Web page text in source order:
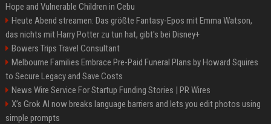
Hope and Vulnerable Children in Cebu
Heute Abend streamen: Das größte Fantasy-Epos mit Emma Watson,
das nichts mit Harry Potter zu tun hat, gibt's bei Disney+
Bowers Trips Travel Consultant
Melbourne Families Embrace Pre-Paid Funeral Plans by Howard Squires
to Secure Legacy and Save Costs
News Wire Service For Startup Funding Stories | PR Wires
X’s Grok AI now breaks language barriers and lets you edit photos using
simple prompts